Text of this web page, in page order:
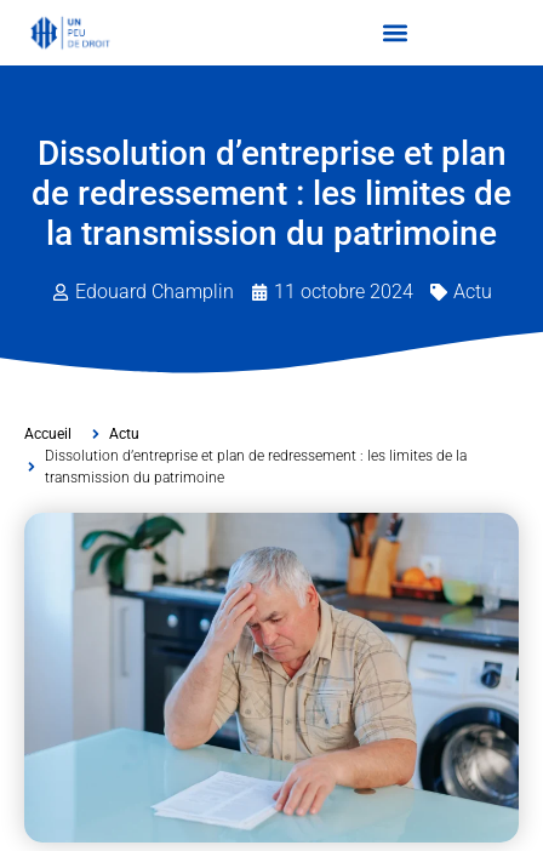
Dissolution d’entreprise et plan
de redressement : les limites de
la transmission du patrimoine
Edouard Champlin 11 octobre 2024 Actu
Accueil
Actu
Dissolution d’entreprise et plan de redressement : les limites de la
transmission du patrimoine